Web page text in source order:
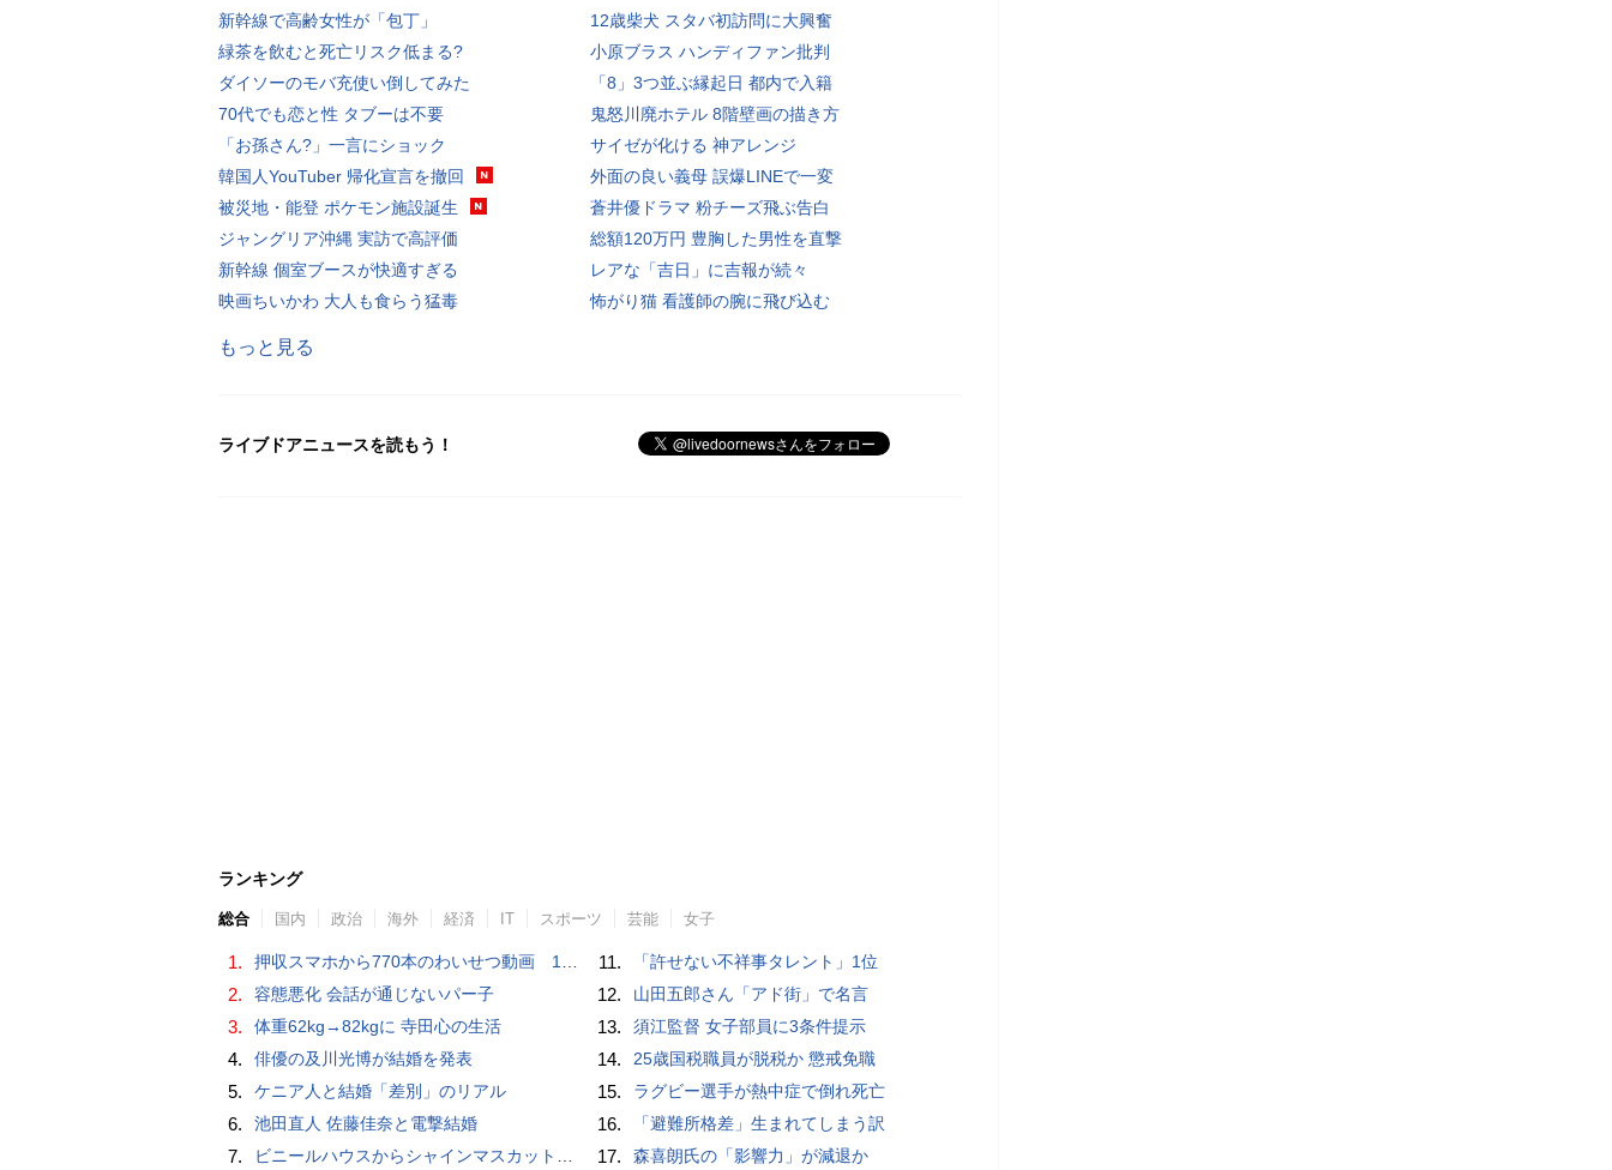
新幹線で高齢女性が「包丁」
緑茶を飲むと死亡リスク低まる?
ダイソーのモバ充使い倒してみた
70代でも恋と性 タブーは不要
「お孫さん?」一言にショック
韓国人YouTuber 帰化宣言を撤回
被災地・能登 ポケモン施設誕生
ジャングリア沖縄 実訪で高評価
新幹線 個室ブースが快適すぎる
映画ちいかわ 大人も食らう猛毒
12歳柴犬 スタバ初訪問に大興奮
小原ブラス ハンディファン批判
「8」3つ並ぶ縁起日 都内で入籍
鬼怒川廃ホテル 8階壁画の描き方
サイゼが化ける 神アレンジ
外面の良い義母 誤爆LINEで一変
蒼井優ドラマ 粉チーズ飛ぶ告白
総額120万円 豊胸した男性を直撃
レアな「吉日」に吉報が続々
怖がり猫 看護師の腕に飛び込む
もっと見る
ライブドアニュースを読もう！
ランキング
総合 国内 政治 海外 経済 IT スポーツ 芸能 女子
1. 押収スマホから770本のわいせつ動画 15歳少女に酒と薬飲ませ性的暴行か 54歳男を再逮捕 「薬もありますよ」とSNSで誘い出し
2. 容態悪化 会話が通じないパー子
3. 体重62kg→82kgに 寺田心の生活
4. 俳優の及川光博が結婚を発表
5. ケニア人と結婚「差別」のリアル
6. 池田直人 佐藤佳奈と電撃結婚
7. ビニールハウスからシャインマスカット約200房を盗んだ疑い ネットで販売か 無職の男（42）逮捕 岡山県警
11. 「許せない不祥事タレント」1位
12. 山田五郎さん「アド街」で名言
13. 須江監督 女子部員に3条件提示
14. 25歳国税職員が脱税か 懲戒免職
15. ラグビー選手が熱中症で倒れ死亡
16. 「避難所格差」生まれてしまう訳
17. 森喜朗氏の「影響力」が減退か